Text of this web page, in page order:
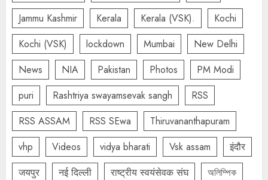
Jammu Kashmir
Kerala Kerala (VSK).
Kochi
Kochi (VSK)
lockdown Mumbai
New Delhi
News
NIA Pakistan Photos
PM Modi
puri
Rashtriya swayamsevak sangh
RSS
RSS ASSAM
RSS SEwa
Thiruvananthapuram
vhp
Videos vidya bharati Vsk assam
इंदौर
जयपुर
नई दिल्ली राष्ट्रीय स्वयंसेवक संघ অলিম্পিক